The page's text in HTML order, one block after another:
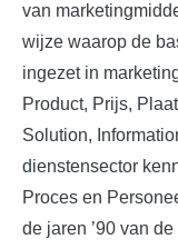
van
wijze waarop de
ingezet in
Product, Prijs,
Solution,
dienstensector
Proces en
de jaren ’90 van